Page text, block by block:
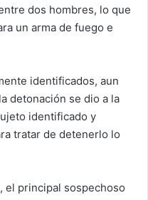
dos hombres, lo que
un arma de fuego e
identificados, aun
detonación se dio a la
identificado y
tratar de detenerlo lo
el principal sospechoso